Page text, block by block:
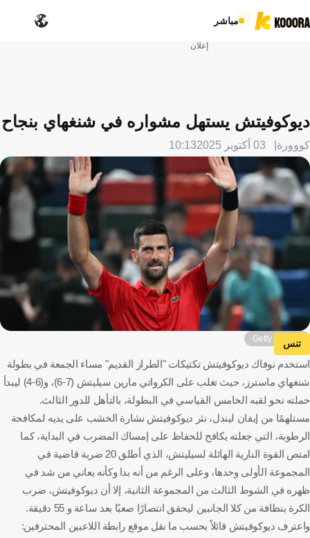
مباشر
إعلان
ديوكوفيتش يستهل مشواره في شنغهاي بنجاح
كووورة 03 أكتوبر 2025 10:13
Getty Images
تنس
استخدم نوفاك ديوكوفيتش تكتيكات "الطراز القديم" مساء الجمعة في بطولة
شنغهاي ماسترز، حيث تغلب على الكرواتي مارين سيليتش (7-6)، و(6-4) ليبدأ
حملته نحو لقبه الخامس القياسي في البطولة، بالتأهل للدور الثالث.
مستلهمًا من إيفان ليندل، نثر ديوكوفيتش نشارة الخشب على يديه لمكافحة
الرطوبة، التي جعلته يكافح للحفاظ على إمساك المضرب في البداية، كما
امتص القوة النارية الهائلة لسيليتش، الذي أطلق 20 ضربة قاضية في
المجموعة الأولى وحدها، وعلى الرغم من أنه بدا وكأنه يعاني من شد في
ظهره في الشوط الثالث من المجموعة الثانية، إلا أن ديوكوفيتش، ضرب
الكرة بنظافة من كلا الجانبين ليحقق انتصارًا صعبًا بعد ساعة و 55 دقيقة.
واعترف ديوكوفيتش قائلاً بحسب ما نقل موقع رابطة اللاعبين المحترفين: